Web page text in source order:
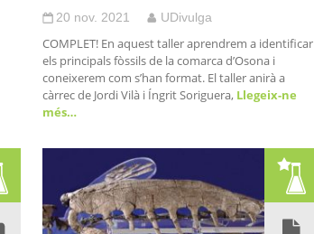
20 nov. 2021 UDivulga
COMPLET! En aquest taller aprendrem a identificar
els principals fòssils de la comarca d’Osona i
coneixerem com s’han format. El taller anirà a
càrrec de Jordi Vilà i Íngrit Soriguera,Llegeix-ne
més…